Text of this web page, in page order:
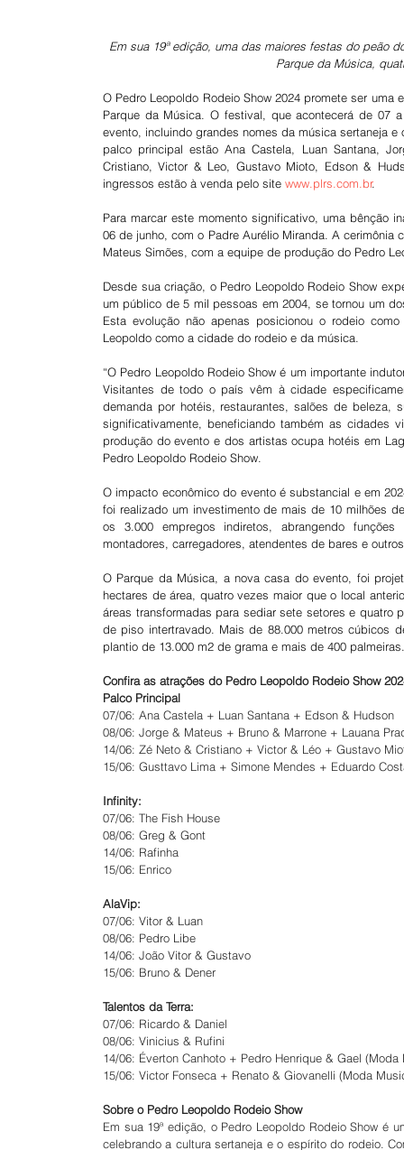
Em sua 19ª edição, uma das maiores festas do peão
Parque da Música,
O Pedro Leopoldo Rodeio Show 2024 promete ser
Parque da Música. O festival, que acontecerá de 07
evento, incluindo grandes nomes da música sertaneja
palco principal estão Ana Castela, Luan Santana,
Cristiano, Victor & Leo, Gustavo Mioto, Edson &
ingressos estão à venda pelo site www.plrs.com.br.
Para marcar este momento significativo, uma bênção
06 de junho, com o Padre Aurélio Miranda. A
Mateus Simões, com a equipe de produção do Pedro
Desde sua criação, o Pedro Leopoldo Rodeio Show
um público de 5 mil pessoas em 2004, se tornou um
Esta evolução não apenas posicionou o rodeio
Leopoldo como a cidade do rodeio e da música.
“O Pedro Leopoldo Rodeio Show é um importante
Visitantes de todo o país vêm à cidade
demanda por hotéis, restaurantes, salões de beleza,
significativamente, beneficiando também as cidades
produção do evento e dos artistas ocupa hotéis em
Pedro Leopoldo Rodeio Show.
O impacto econômico do evento é substancial e em
foi realizado um investimento de mais de 10 milhões
os 3.000 empregos indiretos, abrangendo
montadores, carregadores, atendentes de bares e
O Parque da Música, a nova casa do evento, foi
hectares de área, quatro vezes maior que o local
áreas transformadas para sediar sete setores e quatro
de piso intertravado. Mais de 88.000 metros cúbicos
plantio de 13.000 m2 de grama e mais de 400 palmeiras.
Confira as atrações do Pedro Leopoldo Rodeio Show
Palco Principal
07/06: Ana Castela + Luan Santana + Edson & Hudson
08/06: Jorge & Mateus + Bruno & Marrone + Lauana
14/06: Zé Neto & Cristiano + Victor & Léo + Gustavo
15/06: Gusttavo Lima + Simone Mendes + Eduardo
Infinity:
07/06: The Fish House
08/06: Greg & Gont
14/06: Rafinha
15/06: Enrico
AlaVip:
07/06: Vitor & Luan
08/06: Pedro Libe
14/06: João Vitor & Gustavo
15/06: Bruno & Dener
Talentos da Terra:
07/06: Ricardo & Daniel
08/06: Vinicius & Rufini
14/06: Éverton Canhoto + Pedro Henrique & Gael (Moda
15/06: Victor Fonseca + Renato & Giovanelli (Moda
Sobre o Pedro Leopoldo Rodeio Show
Em sua 19ª edição, o Pedro Leopoldo Rodeio Show
celebrando a cultura sertaneja e o espírito do rodeio.